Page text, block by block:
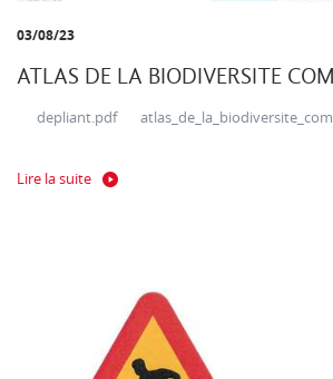
03/08/23
ATLAS DE LA BIODIVERSITE
depliant.pdf
Lire la suite